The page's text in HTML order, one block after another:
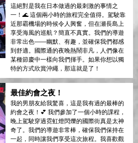
這絕對是我在日本做過的最刺激的事情之
一！🌊 這個兩小時的旅程完全值得。駕駛靠
近那霸機場的時候令人興奮，但在瀬長島上
享受海風的巡航？簡直不真實。我們的導遊
非常出色——幽默、有趣，並確保我們都感
到舒適。國際通的夜晚熱鬧非凡，人們像在
某種節慶中一樣向我們揮手。如果你想以獨
特的方式欣賞沖繩，那這就是了！
最佳約會之夜！
我的男朋友給我驚喜，這是我有過的最棒的
約會之夜！💕 我們參加了一個小時的課程，
晚上駕駛穿過霓虹燈閃爍的國際街真是太神
奇了。我們的導遊非常棒，確保我們保持在
一起，同時讓我們享受這次旅程。我喜歡觀